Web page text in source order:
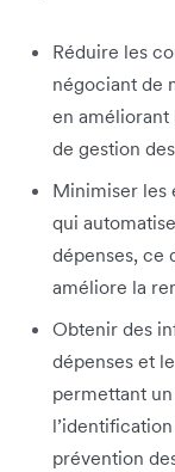
Réduire les
négociant de
en améliorant
de gestion
Minimiser les
qui
dépenses, ce
améliore la
Obtenir des
dépenses et
permettant
prévention